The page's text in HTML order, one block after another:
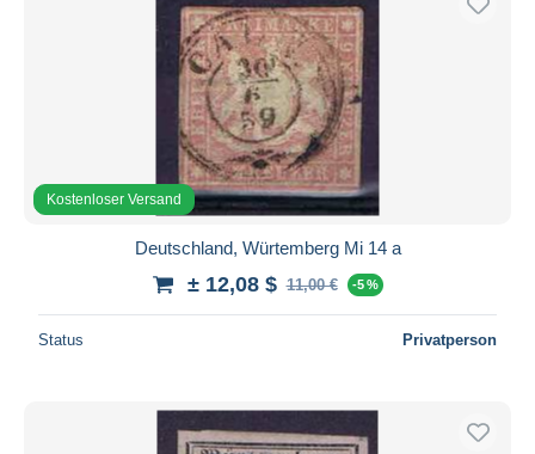
Kostenloser Versand
Deutschland, Würtemberg Mi 14 a
± 12,08 $ 11,00 € -5 %
Status Privatperson